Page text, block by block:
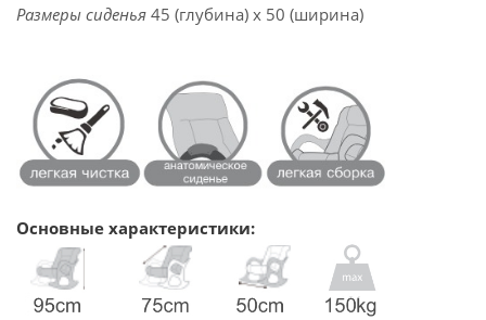
Размеры сиденья 45 (глубина) х 50 (ширина)
Основные характеристики: